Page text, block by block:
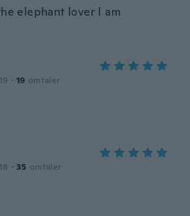
elephant lover I am
· 19 omtaler
· 35 omtaler